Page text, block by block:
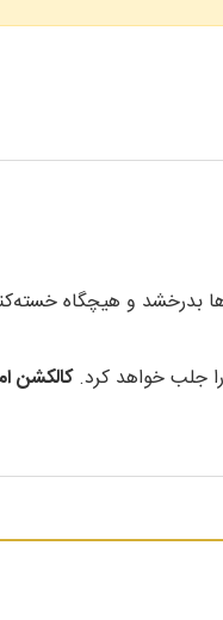
بدرخشد و هیچگاه
جلب خواهد کرد.کالکشن
چونبرلیان،مارکیز،